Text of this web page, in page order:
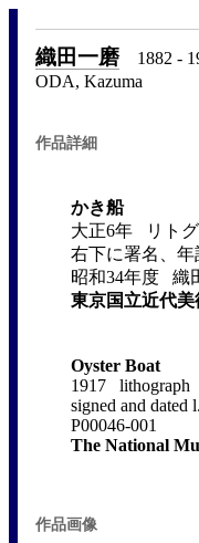
織田一磨1882 -
ODA, Kazuma
作品詳細
かき船
大正6年 リト
右下に署名、年
昭和34年度 織
東京国立近代美
Oyster Boat
1917 lithograph
signed and dated
P00046-001
The National
作品画像